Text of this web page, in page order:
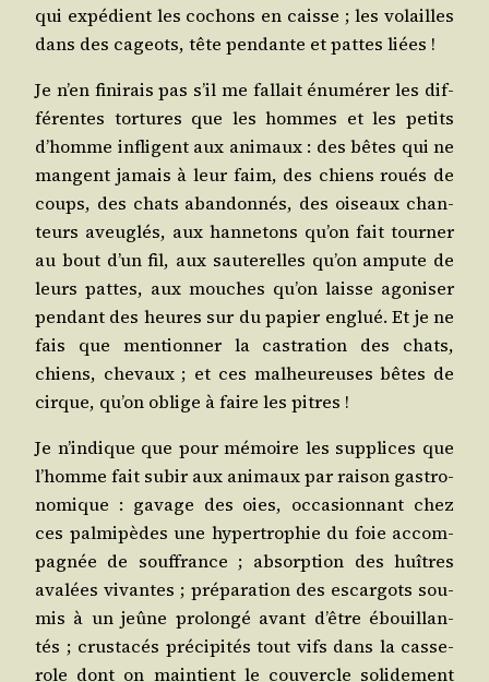
qui expé­dient les cochons en caisse ; les volailles
dans des cageots, tête pen­dante et pattes liées !
Je n’en fini­rais pas s’il me fal­lait énu­mé­rer les dif­
fé­rentes tor­tures que les hommes et les petits
d’homme infligent aux ani­maux : des bêtes qui ne
mangent jamais à leur faim, des chiens roués de
coups, des chats aban­don­nés, des oiseaux chan­
teurs aveu­glés, aux han­ne­tons qu’on fait tour­ner
au bout d’un fil, aux sau­te­relles qu’on ampute de
leurs pattes, aux mouches qu’on laisse ago­ni­ser
pen­dant des heures sur du papier englué. Et je ne
fais que men­tion­ner la cas­tra­tion des chats,
chiens, che­vaux ; et ces mal­heu­reuses bêtes de
cirque, qu’on oblige à faire les pitres !
Je n’indique que pour mémoire les sup­plices que
l’homme fait subir aux ani­maux par rai­son gas­tro­
no­mique : gavage des oies, occa­sion­nant chez
ces pal­mi­pèdes une hyper­tro­phie du foie accom­
pa­gnée de souf­france ; absorp­tion des huîtres
ava­lées vivantes ; pré­pa­ra­tion des escar­gots sou­
mis à un jeûne pro­lon­gé avant d’être ébouillan­
tés ; crus­ta­cés pré­ci­pi­tés tout vifs dans la cas­se­
role dont on main­tient le cou­vercle soli­de­ment